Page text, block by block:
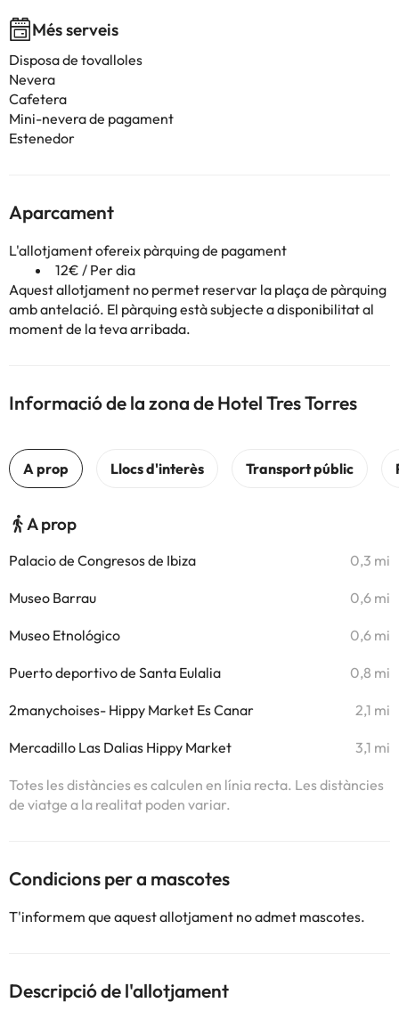
Més serveis
Disposa de tovalloles
Nevera
Cafetera
Mini-nevera de pagament
Estenedor
Aparcament
L'allotjament ofereix pàrquing de pagament
12€ / Per dia
Aquest allotjament no permet reservar la plaça de pàrquing
amb antelació. El pàrquing està subjecte a disponibilitat al
moment de la teva arribada.
Informació de la zona de Hotel Tres Torres
A prop
Palacio de Congresos de Ibiza 0,3 mi
Museo Barrau 0,6 mi
Museo Etnológico 0,6 mi
Puerto deportivo de Santa Eulalia 0,8 mi
2manychoises- Hippy Market Es Canar 2,1 mi
Mercadillo Las Dalias Hippy Market 3,1 mi
Totes les distàncies es calculen en línia recta. Les distàncies
de viatge a la realitat poden variar.
Condicions per a mascotes
T'informem que aquest allotjament no admet mascotes.
Descripció de l'allotjament